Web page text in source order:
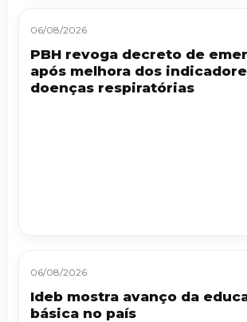
06/08/2026
PBH revoga decreto de
após melhora dos
doenças respiratórias
06/08/2026
Ideb mostra avanço da
básica no país